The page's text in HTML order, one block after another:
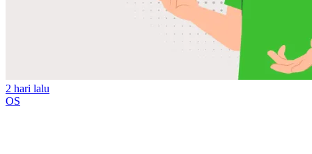
2 hari lalu
OS